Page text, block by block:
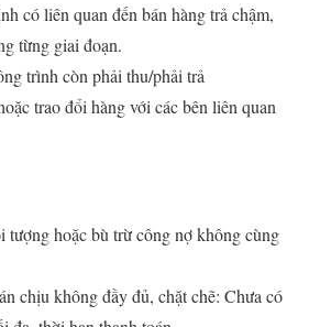
có liên quan đến bán hàng trả chậm,
từng giai đoạn.
trình còn phải thu/phải trả
trao đổi hàng với các bên liên quan
hoặc bù trừ công nợ không cùng
chịu không đầy đủ, chặt chẽ: Chưa có